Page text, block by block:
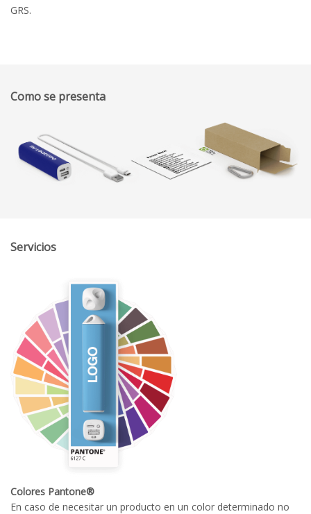
GRS.
Como se presenta
Servicios
Colores Pantone®
En caso de necesitar un producto en un color determinado no